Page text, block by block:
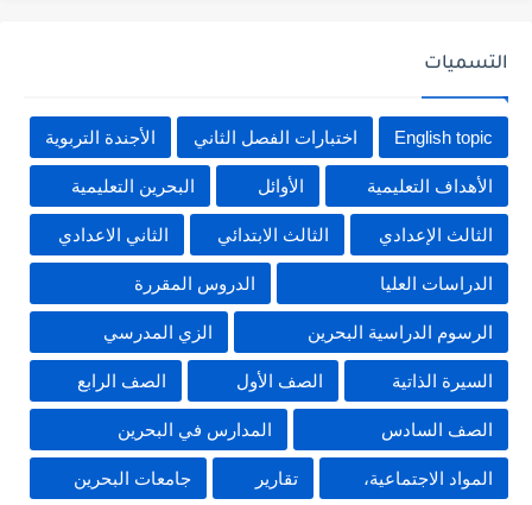
التسميات
English topic اختبارات الفصل الثاني الأجندة التربوية
الأهداف التعليمية الأوائل البحرين التعليمية
الثالث الإعدادي الثالث الابتدائي الثاني الاعدادي
الدراسات العليا الدروس المقررة
الرسوم الدراسية البحرين الزي المدرسي
السيرة الذاتية الصف الأول الصف الرابع
الصف السادس المدارس في البحرين
المواد الاجتماعية، تقارير جامعات البحرين